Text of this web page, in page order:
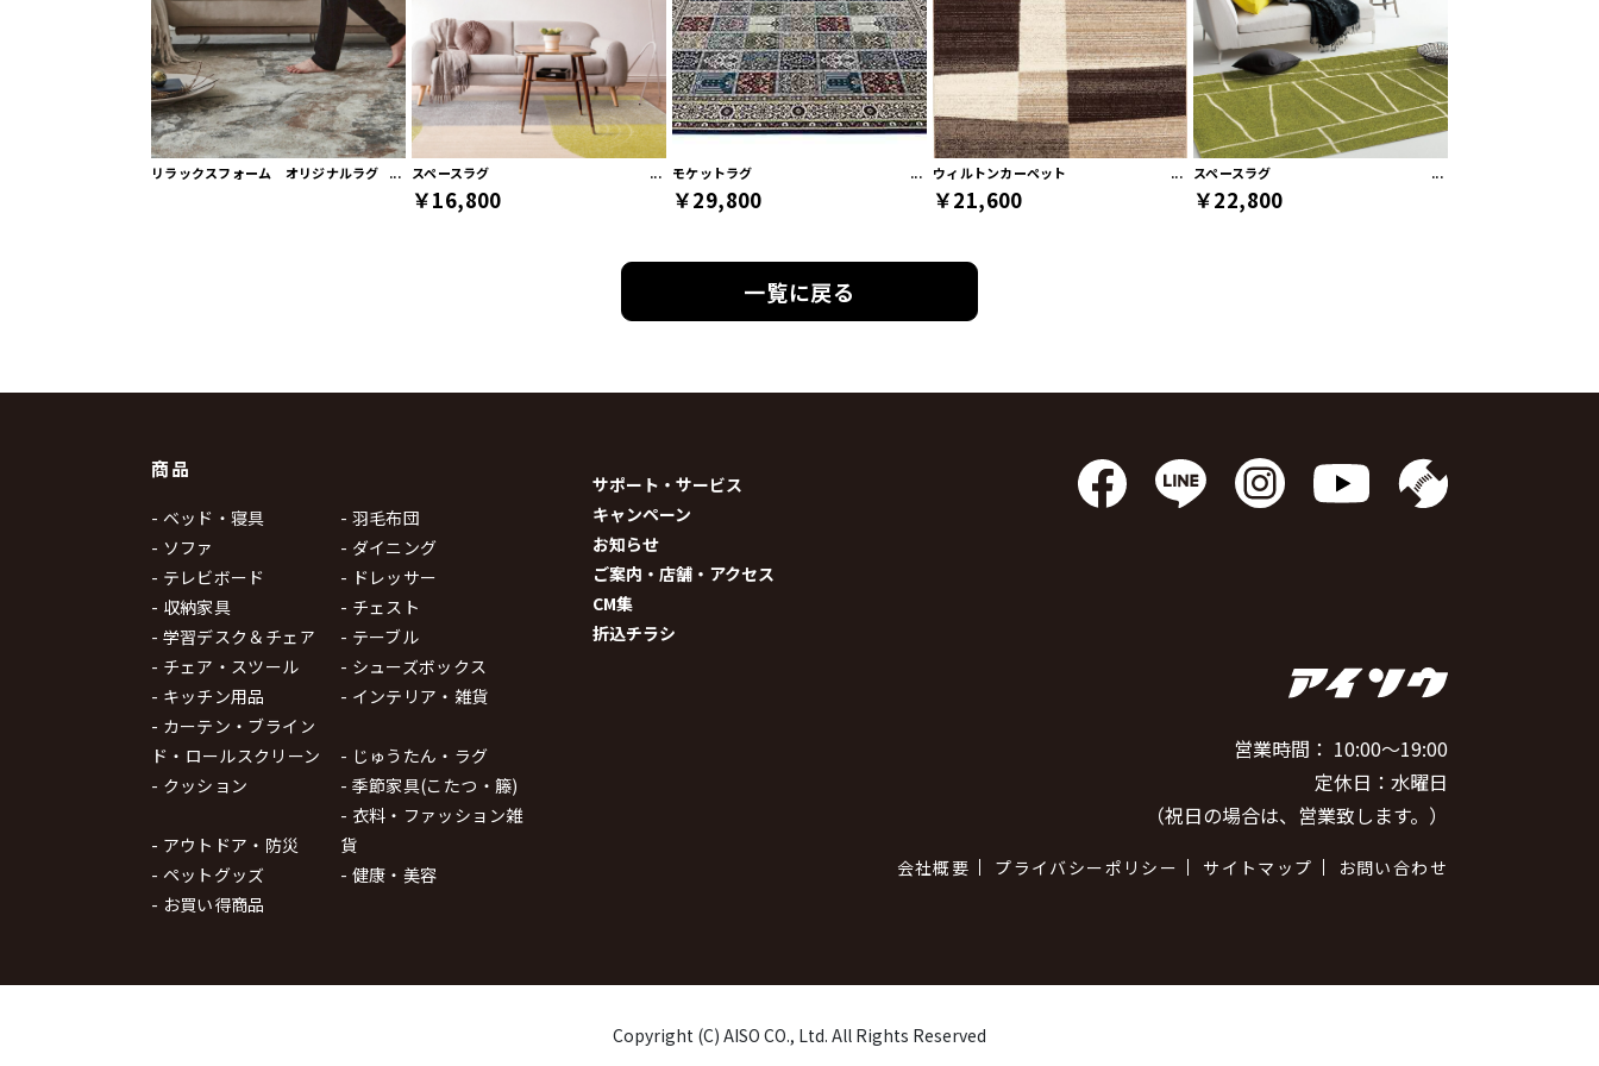
リラックスフォーム オリジナルラグ スペースラグ
￥16,800
モケットラグ
￥29,800
ウィルトンカーペット
￥21,600
スペースラグ
￥22,800
一覧に戻る
商品
- ベッド・寝具
- 羽毛布団
- ソファ
- ダイニング
- テレビボード
- ドレッサー
- 収納家具
- チェスト
- 学習デスク＆チェア
- テーブル
- チェア・スツール
- シューズボックス
- キッチン用品
- インテリア・雑貨
- カーテン・ブライン
ド・ロールスクリーン
- じゅうたん・ラグ
- クッション
- 季節家具(こたつ・籐)
- アウトドア・防災
- 衣料・ファッション雑
貨
- ペットグッズ
- 健康・美容
- お買い得商品
サポート・サービス
キャンペーン
お知らせ
ご案内・店舗・アクセス
CM集
折込チラシ
営業時間： 10:00～19:00
定休日：水曜日
（祝日の場合は、営業致します。）
会社概要 プライバシーポリシー サイトマップ お問い合わせ
Copyright (C) AISO CO., Ltd. All Rights Reserved